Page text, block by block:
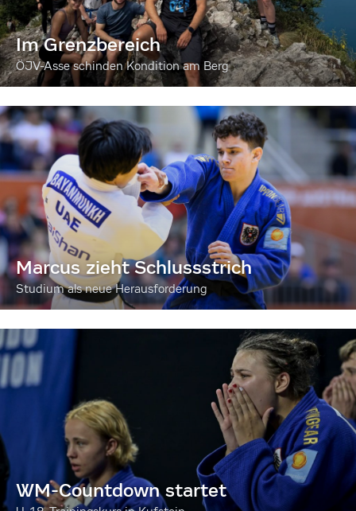
Im Grenzbereich
ÖJV-Asse schinden Kondition am Berg
Marcus zieht Schlussstrich
Studium als neue Herausforderung
WM-Countdown startet